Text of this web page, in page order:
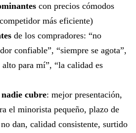
con precios cómodos
más eficiente)
de los compradores: “no
confiable”, “siempre se agota”,
para mí”, “la calidad es
cubre: mejor presentación,
el minorista pequeño, plazo de
dan, calidad consistente, surtido